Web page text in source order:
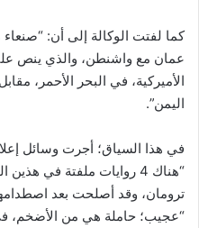
كما لفتت الوكالة إلى أن:
عمان مع واشنطن، والذي ينص
الأميركية، في البحر الأحمر،
اليمن”.
في هذا السياق؛ أجرت وسائل
“هناك 4 روايات ملفتة في
ترومان، وقد أصلحت بعد
“عجيب؛ حاملة هي من الأضخم،